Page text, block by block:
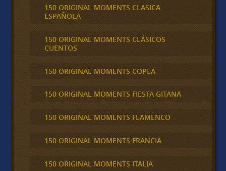
150 ORIGINAL MOMENTS CLASICA
ESPAÑOLA
150 ORIGINAL MOMENTS CLÁSICOS
CUENTOS
150 ORIGINAL MOMENTS COPLA
150 ORIGINAL MOMENTS FIESTA GITANA
150 ORIGINAL MOMENTS FLAMENCO
150 ORIGINAL MOMENTS FRANCIA
150 ORIGINAL MOMENTS ITALIA